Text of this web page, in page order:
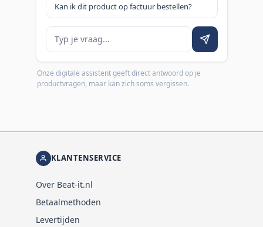
Kan ik dit product op factuur bestellen?
Je vraag
Onze digitale assistent geeft direct antwoord op je
productvragen, maar kan zich soms vergissen.
KLANTENSERVICE
Over Beat-it.nl
Betaalmethoden
Levertijden